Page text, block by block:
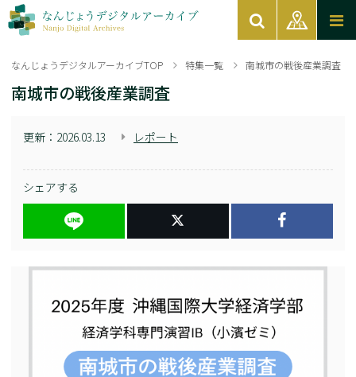
なんじょうデジタルアーカイブTOP 特集一覧 南城市の戦後産業調査
南城市の戦後産業調査
更新： 2026.03.13 レポート
シェアする